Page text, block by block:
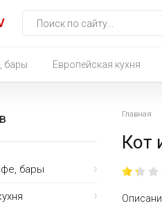
бары Европейская кухня
бары
Главная